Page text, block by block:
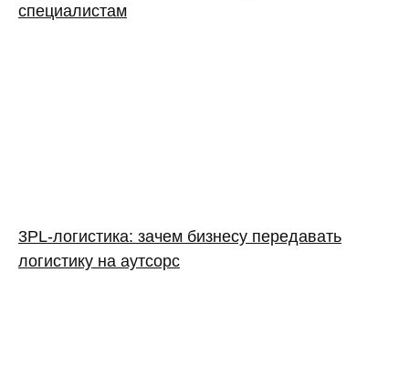
специалистам
3PL‑логистика: зачем бизнесу передавать
логистику на аутсорс